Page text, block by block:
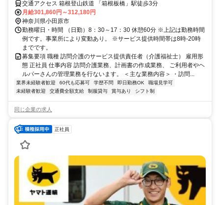
交通アクセス 箱根登山鉄道 「箱根板橋」駅徒歩3分
月給301,860円～312,180円
神奈川県小田原市
勤務曜日・時間 （日勤）8：30～17：30 休憩60分 ※上記は勤務時間
例です。事業所により変動あり。 ※サービス提供時間帯は8時-20時
までです。
募集要項 職種 訪問介護のサービス提供責任者（介護福祉士） 雇用形
態 正社員 仕事内容 訪問介護業務、計画書の作成業務、 ご利用者やヘ
ルパーさんの管理業務を行ないます。 ＜主な業務内容＞ ・訪問...
業界未経験者歓迎 60代も応募可 学歴不問 即日勤務OK
職場見学可
未経験者歓迎
交通費全額支給 制服貸与 賞与あり シフト制
同じ企業の求人
正社員